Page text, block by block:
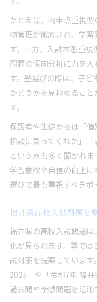
塾が提供する
性
福井県高校入
塾講師による
高校合格ライン突
塾の個別指導
合格ラインを
塾活用でボー
塾選びで失敗しな
め
福井県立高校
塾で得られる
良い塾とそう
塾に通うべき
方
たとえば、内申点重視
物管理が徹底され、学
す。一方、入試本番重
問題の傾向分析に力を
す。塾選びの際は、子
かどうかを見極めるこ
す。
保護者や生徒からは「
相談に乗ってくれた」「
という声も多く聞かれま
学習意欲や自信の向上
選びで最も重視すべきポ
福井県高校入試問題を
福井県の高校入試問題
化が見られます。塾で
試対策を提案していま
2025」や「令和7年 福井
過去問や予想問題を活用